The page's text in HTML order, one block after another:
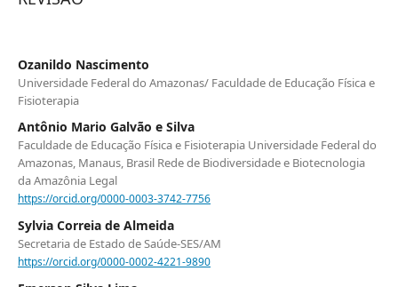
Ozanildo Nascimento
Universidade Federal do Amazonas/ Faculdade de Educação Física e
Fisioterapia
Antônio Mario Galvão e Silva
Faculdade de Educação Física e Fisioterapia Universidade Federal do
Amazonas, Manaus, Brasil Rede de Biodiversidade e Biotecnologia
da Amazônia Legal
https://orcid.org/0000-0003-3742-7756
Sylvia Correia de Almeida
Secretaria de Estado de Saúde-SES/AM
https://orcid.org/0000-0002-4221-9890